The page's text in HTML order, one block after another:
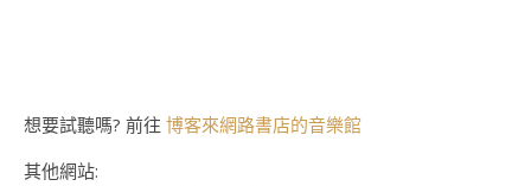
想要試聽嗎? 前往 博客來網路書店的音樂館
其他網站: